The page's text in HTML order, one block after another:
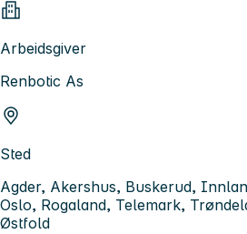
Arbeidsgiver
Renbotic As
Sted
Agder, Akershus, Buskerud,
Oslo, Rogaland, Telemark,
Østfold